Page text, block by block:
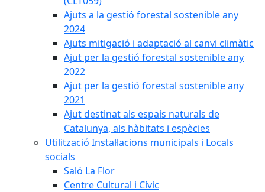
Ajuts a la gestió forestal sostenible any
2024
Ajuts mitigació i adaptació al canvi climàtic
Ajut per la gestió forestal sostenible any
2022
Ajut per la gestió forestal sostenible any
2021
Ajut destinat als espais naturals de
Catalunya, als hàbitats i espècies
Utilització Instal·lacions municipals i Locals
socials
Saló La Flor
Centre Cultural i Cívic